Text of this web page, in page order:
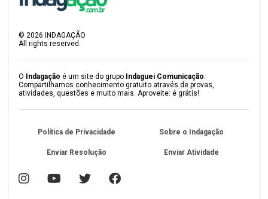
©2026 INDAGAÇÃO
All rights reserved.
O Indagação é um site do grupo Indaguei Comunicação.
Compartilhamos conhecimento gratuito através de provas,
atividades, questões e muito mais. Aproveite: é grátis!
Política de Privacidade Sobre o Indagação
Enviar Resolução Enviar Atividade